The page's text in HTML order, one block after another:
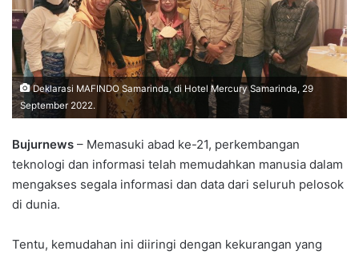
Deklarasi MAFINDO Samarinda, di Hotel Mercury Samarinda, 29
September 2022.
Bujurnews – Memasuki abad ke-21, perkembangan
teknologi dan informasi telah memudahkan manusia dalam
mengakses segala informasi dan data dari seluruh pelosok
di dunia.
Tentu, kemudahan ini diiringi dengan kekurangan yang